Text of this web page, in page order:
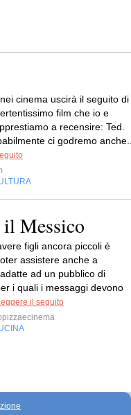
cinema uscirà il seguito di
film che io e
a recensire: Ted.
ci godremo
Messico
figli ancora piccoli è
assistere anche a
ad un pubblico di
i quali i messaggi devono
il seguito